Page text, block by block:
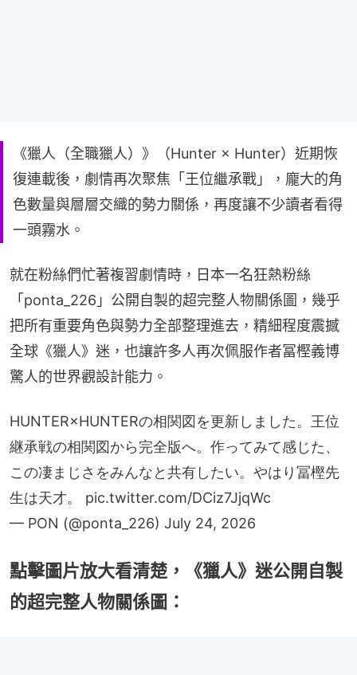
《獵人（全職獵人）》（Hunter × Hunter）近期恢
復連載後，劇情再次聚焦「王位繼承戰」，龐大的角
色數量與層層交織的勢力關係，再度讓不少讀者看得
一頭霧水。
就在粉絲們忙著複習劇情時，日本一名狂熱粉絲
「ponta_226」公開自製的超完整人物關係圖，幾乎
把所有重要角色與勢力全部整理進去，精細程度震撼
全球《獵人》迷，也讓許多人再次佩服作者冨樫義博
驚人的世界觀設計能力。
HUNTER×HUNTERの相関図を更新しました。王位
継承戦の相関図から完全版へ。作ってみて感じた、
この凄まじさをみんなと共有したい。やはり冨樫先
生は天才。 pic.twitter.com/DCiz7JjqWc
— PON (@ponta_226) July 24, 2026
點擊圖片放大看清楚，《獵人》迷公開自製
的超完整人物關係圖：